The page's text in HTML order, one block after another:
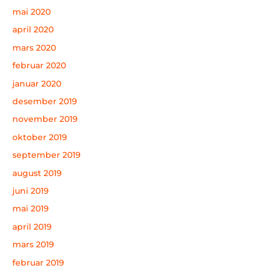
mai 2020
april 2020
mars 2020
februar 2020
januar 2020
desember 2019
november 2019
oktober 2019
september 2019
august 2019
juni 2019
mai 2019
april 2019
mars 2019
februar 2019